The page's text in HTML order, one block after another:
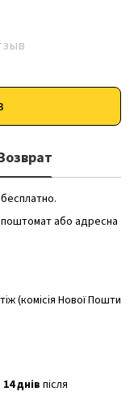
поштомат або адресна
(комісія Нової Пошти
14 днів після